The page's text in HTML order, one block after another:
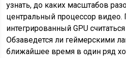
узнать, до каких масштабов
центральный процессор видео.
интегрированный GPU
Обзаведется ли геймерскими
ближайшее время в один ряд